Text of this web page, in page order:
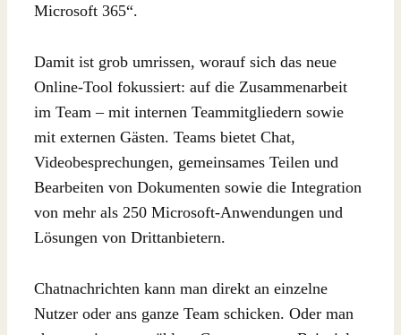
Microsoft 365“.
Damit ist grob umrissen, worauf sich das neue
Online-Tool fokussiert: auf die Zusammenarbeit
im Team – mit internen Teammitgliedern sowie
mit externen Gästen. Teams bietet Chat,
Videobesprechungen, gemeinsames Teilen und
Bearbeiten von Dokumenten sowie die Integration
von mehr als 250 Microsoft-Anwendungen und
Lösungen von Drittanbietern.
Chatnachrichten kann man direkt an einzelne
Nutzer oder ans ganze Team schicken. Oder man